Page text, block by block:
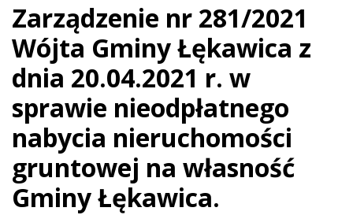
Zarządzenie nr 281/2021
Wójta Gminy Łękawica z
dnia 20.04.2021 r. w
sprawie nieodpłatnego
nabycia nieruchomości
gruntowej na własność
Gminy Łękawica.